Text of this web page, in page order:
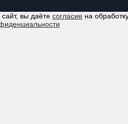
вы даёте согласие на